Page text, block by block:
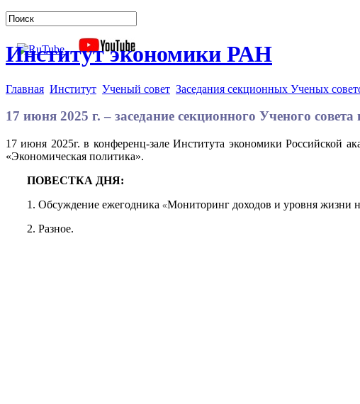
Институт экономики РАН
Главная Институт Ученый совет Заседания секционных Ученых
17 июня 2025 г. – заседание секционного Ученого
17 июня 2025г. в конференц-зале Института экономики Российской
«Экономическая политика».
ПОВЕСТКА ДНЯ:
1. Обсуждение ежегодника «Мониторинг доходов и уровня жизни
2. Разное.